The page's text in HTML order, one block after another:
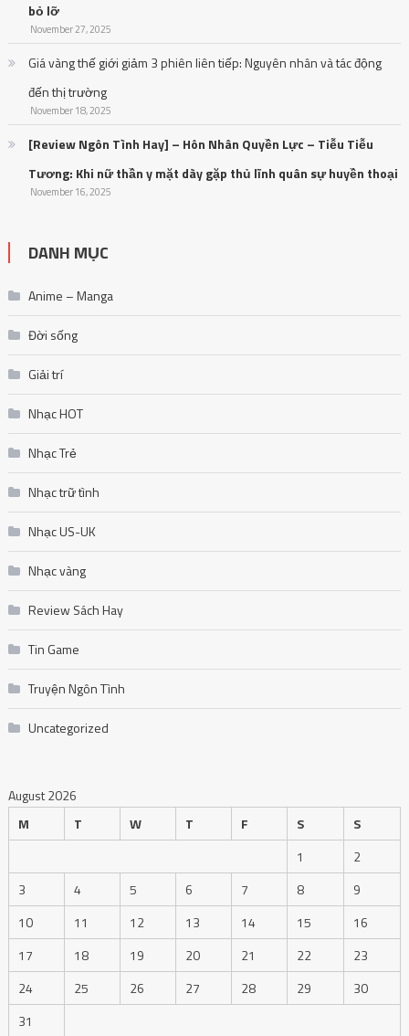
bỏ lỡ
November 27, 2025
Giá vàng thế giới giảm 3 phiên liên tiếp: Nguyên nhân và tác động
đến thị trường
November 18, 2025
[Review Ngôn Tình Hay] – Hôn Nhân Quyền Lực – Tiễu Tiễu
Tương: Khi nữ thần y mặt dày gặp thủ lĩnh quân sự huyền thoại
November 16, 2025
DANH MỤC
Anime – Manga
Đời sống
Giải trí
Nhạc HOT
Nhạc Trẻ
Nhạc trữ tình
Nhạc US-UK
Nhạc vàng
Review Sách Hay
Tin Game
Truyện Ngôn Tình
Uncategorized
August 2026
M
T W T F S
S
1
2
3
4 5 6 7 8
9
10
11 12 13 14 15
16
17
18 19 20 21 22
23
24
25 26 27 28 29
30
31